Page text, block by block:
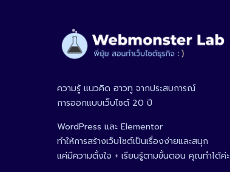
ความรู้ แนวคิด ฮาวทู จากประสบการณ์
การออกแบบเว็บไซต์ 20 ปี
WordPress และ Elementor
ทำให้การสร้างเว็บไซต์เป็นเรื่องง่ายและสนุก
แค่มีความตั้งใจ + เรียนรู้ตามขั้นตอน คุณทำได้ค่ะ